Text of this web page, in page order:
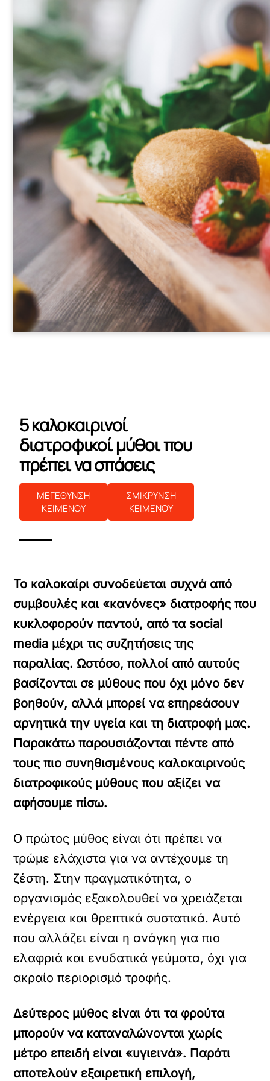
5 καλοκαιρινοί
διατροφικοί μύθοι που
πρέπει να σπάσεις
ΜΕΓΕΘΥΝΣΗ
ΚΕΙΜΕΝΟΥ
ΣΜΙΚΡΥΝΣΗ
ΚΕΙΜΕΝΟΥ
Το καλοκαίρι συνοδεύεται συχνά από
συμβουλές και «κανόνες» διατροφής που
κυκλοφορούν παντού, από τα social
media μέχρι τις συζητήσεις της
παραλίας. Ωστόσο, πολλοί από αυτούς
βασίζονται σε μύθους που όχι μόνο δεν
βοηθούν, αλλά μπορεί να επηρεάσουν
αρνητικά την υγεία και τη διατροφή μας.
Παρακάτω παρουσιάζονται πέντε από
τους πιο συνηθισμένους καλοκαιρινούς
διατροφικούς μύθους που αξίζει να
αφήσουμε πίσω.
Ο πρώτος μύθος είναι ότι πρέπει να
τρώμε ελάχιστα για να αντέχουμε τη
ζέστη. Στην πραγματικότητα, ο
οργανισμός εξακολουθεί να χρειάζεται
ενέργεια και θρεπτικά συστατικά. Αυτό
που αλλάζει είναι η ανάγκη για πιο
ελαφριά και ενυδατικά γεύματα, όχι για
ακραίο περιορισμό τροφής.
Δεύτερος μύθος είναι ότι τα φρούτα
μπορούν να καταναλώνονται χωρίς
μέτρο επειδή είναι «υγιεινά». Παρότι
αποτελούν εξαιρετική επιλογή,